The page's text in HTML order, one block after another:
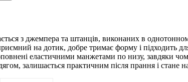
з джемпера та штанців, виконаних в
на дотик, добре тримає форму і
еластичними манжетами по низу, завдяки
залишається практичним після прання і стане